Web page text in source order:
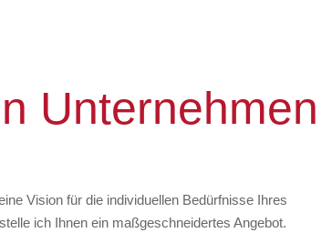
Unternehmen
Vision für die individuellen Bedürfnisse Ihres
ich Ihnen ein maßgeschneidertes Angebot.